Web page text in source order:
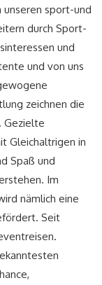
unseren sport-und
durch Sport-
und
und von uns
zeichnen die
Gezielte
Gleichaltrigen in
Spaß und
Im
nämlich eine
Seit